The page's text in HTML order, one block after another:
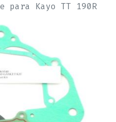
para Kayo TT 190R